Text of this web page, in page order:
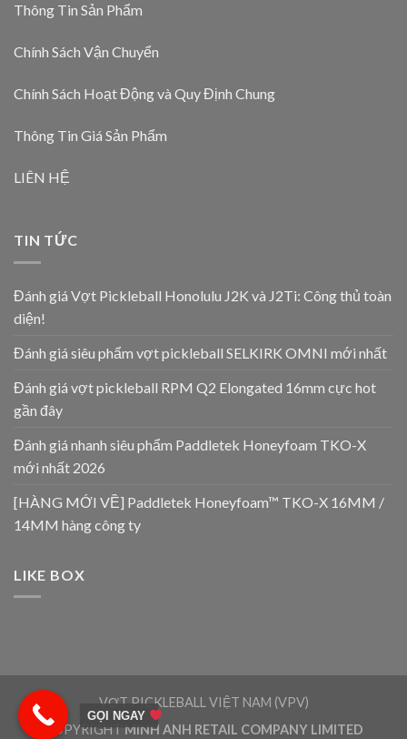
Thông Tin Sản Phẩm
Chính Sách Vận Chuyển
Chính Sách Hoạt Động và Quy Định Chung
Thông Tin Giá Sản Phẩm
LIÊN HỆ
TIN TỨC
Đánh giá Vợt Pickleball Honolulu J2K và J2Ti: Công thủ toàn
diện!
Đánh giá siêu phẩm vợt pickleball SELKIRK OMNI mới nhất
Đánh giá vợt pickleball RPM Q2 Elongated 16mm cực hot
gần đây
Đánh giá nhanh siêu phẩm Paddletek Honeyfoam TKO-X
mới nhất 2026
[HÀNG MỚI VỀ] Paddletek Honeyfoam™ TKO-X 16MM /
14MM hàng công ty
LIKE BOX
VỢT PICKLEBALL VIỆT NAM (VPV)
COPYRIGHT MINH ANH RETAIL COMPANY LIMITED
GỌI NGAY